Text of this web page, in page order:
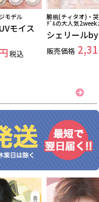
モデル
モイス
税込
脆桃(チィタオ)・
ﾃﾞﾙの大人気2week
シェリール
販売価格